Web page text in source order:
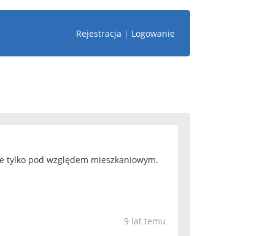
Rejestracja | Logowanie
tylko pod względem mieszkaniowym.
9 lat temu